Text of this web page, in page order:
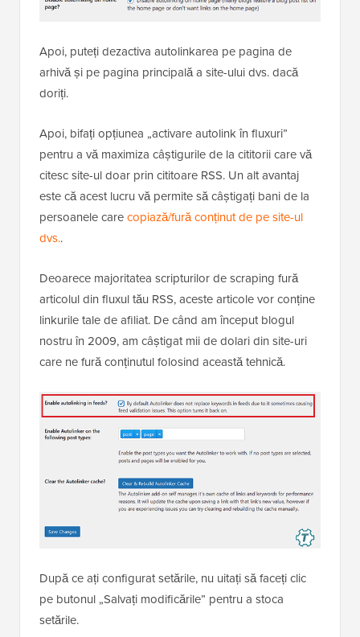
Apoi, puteți dezactiva autolinkarea pe pagina de
arhivă și pe pagina principală a site-ului dvs. dacă
doriți.
Apoi, bifați opțiunea „activare autolink în fluxuri”
pentru a vă maximiza câștigurile de la cititorii care vă
citesc site-ul doar prin cititoare RSS. Un alt avantaj
este că acest lucru vă permite să câștigați bani de la
persoanele carecopiază/fură conținut de pe site-ul
dvs..
Deoarece majoritatea scripturilor de scraping fură
articolul din fluxul tău RSS, aceste articole vor conține
linkurile tale de afiliat. De când am început blogul
nostru în 2009, am câștigat mii de dolari din site-uri
care ne fură conținutul folosind această tehnică.
După ce ați configurat setările, nu uitați să faceți clic
pe butonul „Salvați modificările” pentru a stoca
setările.